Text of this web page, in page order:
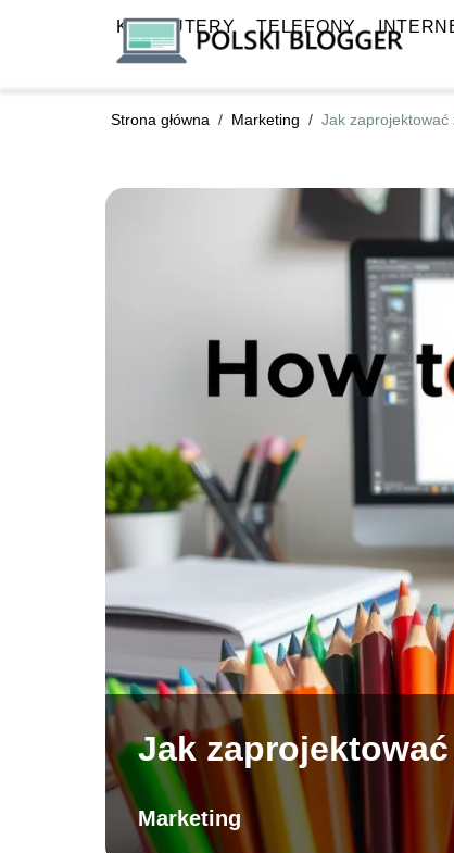
KOMPUTERY TELEFONY
Strona główna / Marketing / Jak zaprojektować
Jak
Marketing